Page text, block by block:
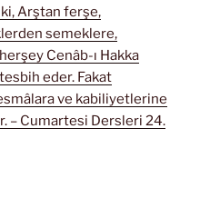
Arştan ferşe,
semeklere,
Cenâb-ı Hakka
eder. Fakat
ve kabiliyetlerine
– Cumartesi Dersleri 24.